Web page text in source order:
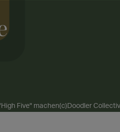
Five" machen(c)Doodler